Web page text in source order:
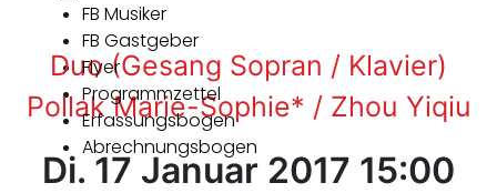
FB Musiker
FB Gastgeber
Flyer
Programmzettel
Erfassungsbogen
Abrechnungsbogen
Duo (Gesang Sopran / Klavier)
Pollak Marie-Sophie* / Zhou Yiqiu
Di. 17 Januar 2017 15:00